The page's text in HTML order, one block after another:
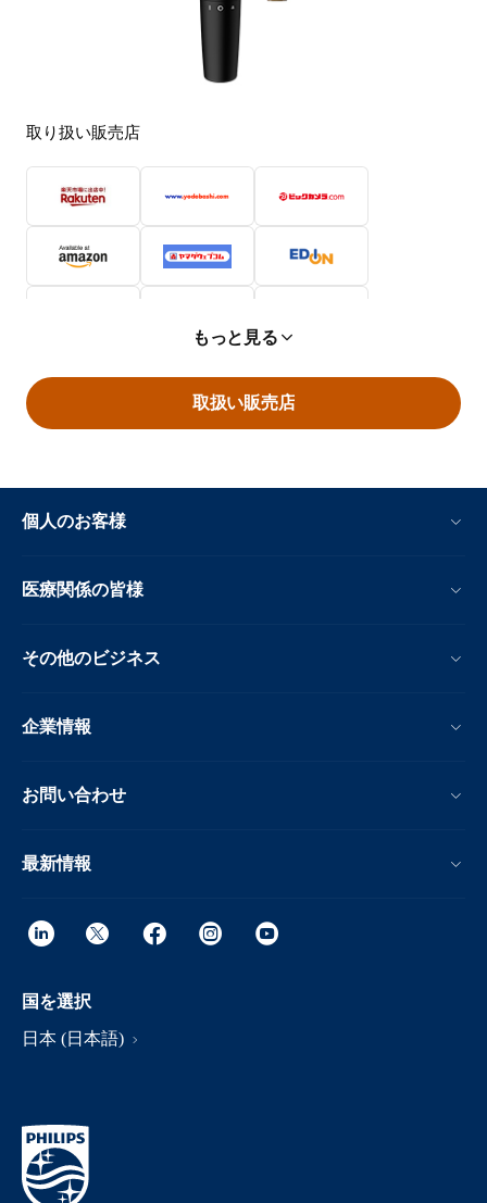
取り扱い販売店
もっと見る
取扱い販売店
個人のお客様
医療関係の皆様
その他のビジネス
企業情報
お問い合わせ
最新情報
国を選択
日本 (日本語)